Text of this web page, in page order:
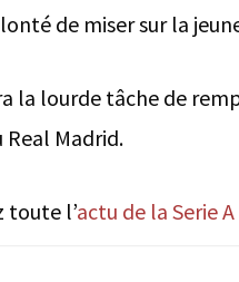
de miser sur la
la lourde tâche de
Real Madrid.
toute l’actu de la Serie A